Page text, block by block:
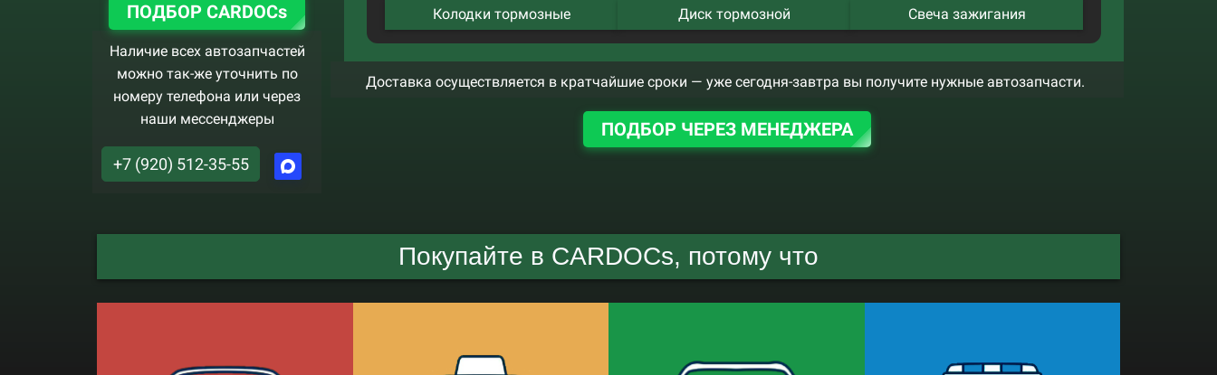
ПОДБОР CARDOCs
Наличие всех автозапчастей
можно так-же уточнить по
номеру телефона или через
наши мессенджеры
+7 (920) 512-35-55
Колодки тормозные Диск тормозной Свеча зажигания
Доставка осуществляется в кратчайшие сроки — уже сегодня-завтра вы получите нужные автозапчасти.
ПОДБОР ЧЕРЕЗ МЕНЕДЖЕРА
Покупайте в CARDOCs, потому что